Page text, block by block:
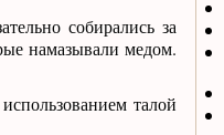
собирались за
намазывали медом.
талой